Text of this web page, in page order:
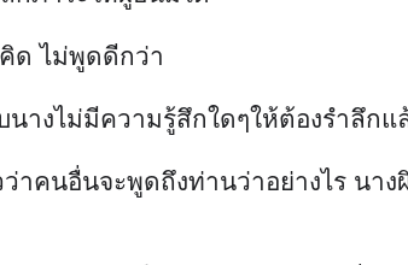
ด ไม่พูดดีกว่า
นางไม่มีความรู้สึกใดๆให้ต้องรำลึก
คนอื่นจะพูดถึงท่านว่าอย่างไร นาง